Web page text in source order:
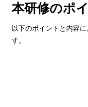
本研修のポ
以下のポイントと内容
す。